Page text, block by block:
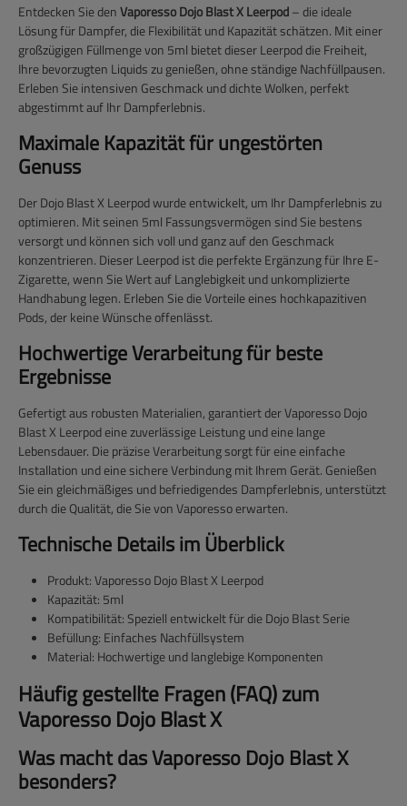
Entdecken Sie denVaporesso Dojo Blast X Leerpod– die ideale
Lösung für Dampfer, die Flexibilität und Kapazität schätzen. Mit einer
großzügigen Füllmenge von 5ml bietet dieser Leerpod die Freiheit,
Ihre bevorzugten Liquids zu genießen, ohne ständige Nachfüllpausen.
Erleben Sie intensiven Geschmack und dichte Wolken, perfekt
abgestimmt auf Ihr Dampferlebnis.
Maximale Kapazität für ungestörten
Genuss
Der Dojo Blast X Leerpod wurde entwickelt, um Ihr Dampferlebnis zu
optimieren. Mit seinen 5ml Fassungsvermögen sind Sie bestens
versorgt und können sich voll und ganz auf den Geschmack
konzentrieren. Dieser Leerpod ist die perfekte Ergänzung für Ihre E-
Zigarette, wenn Sie Wert auf Langlebigkeit und unkomplizierte
Handhabung legen. Erleben Sie die Vorteile eines hochkapazitiven
Pods, der keine Wünsche offenlässt.
Hochwertige Verarbeitung für beste
Ergebnisse
Gefertigt aus robusten Materialien, garantiert der Vaporesso Dojo
Blast X Leerpod eine zuverlässige Leistung und eine lange
Lebensdauer. Die präzise Verarbeitung sorgt für eine einfache
Installation und eine sichere Verbindung mit Ihrem Gerät. Genießen
Sie ein gleichmäßiges und befriedigendes Dampferlebnis, unterstützt
durch die Qualität, die Sie von Vaporesso erwarten.
Technische Details im Überblick
Produkt: Vaporesso Dojo Blast X Leerpod
Kapazität: 5ml
Kompatibilität: Speziell entwickelt für die Dojo Blast Serie
Befüllung: Einfaches Nachfüllsystem
Material: Hochwertige und langlebige Komponenten
Häufig gestellte Fragen (FAQ) zum
Vaporesso Dojo Blast X
Was macht das Vaporesso Dojo Blast X
besonders?